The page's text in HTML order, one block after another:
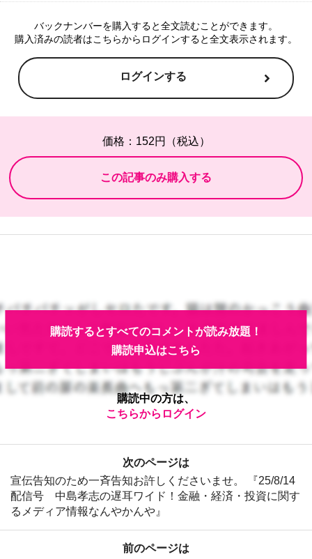
バックナンバーを購入すると全文読むことができます。
購入済みの読者はこちらからログインすると全文表示されます。
ログインする
価格：152円（税込）
購読するとすべてのコメントが読み放題！
購読申込はこちら
購読中の方は、
こちらからログイン
前のページは
次のページは
宣伝告知のため一斉告知お許しくださいませ。 『25/8/14
配信号 中島孝志の遅耳ワイド！金融・経済・投資に関す
るメディア情報なんやかんや』